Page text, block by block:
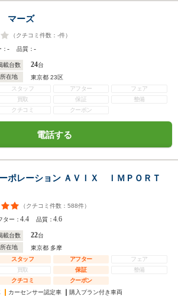
マーズ
（クチコミ件数： -件）
：- 品質：-
載台数 24台
所在地
東京都 23区
スタッフ
アフター
フェア
買取
保証
整備
クチコミ
クーポン
電話する
ーポレーション ＡＶＩＸ ＩＭＰＯＲＴ
（クチコミ件数： 588件）
ター：4.4 品質：4.6
載台数 22台
所在地
東京都 多摩
スタッフ
アフター
フェア
買取
保証
整備
クチコミ
クーポン
カーセンサー認定車 購入プラン付き車両